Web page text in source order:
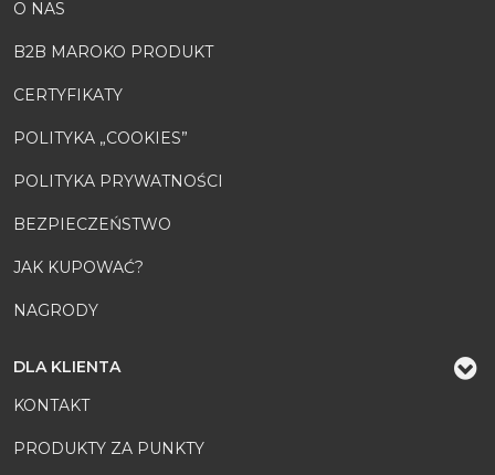
O NAS
B2B MAROKO PRODUKT
CERTYFIKATY
POLITYKA „COOKIES”
POLITYKA PRYWATNOŚCI
BEZPIECZEŃSTWO
JAK KUPOWAĆ?
NAGRODY
DLA KLIENTA
KONTAKT
PRODUKTY ZA PUNKTY